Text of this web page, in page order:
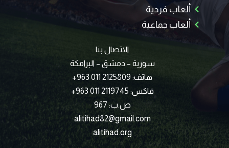
ألعاب فردية
ألعاب جماعية
الاتصال بنا
سورية – دمشق – البرامكة
هاتف: 2125809 011 963+
فاكس: 2119745 011 963+
ص.ب: 967
alitihad82@gmail.com
alitihad.org